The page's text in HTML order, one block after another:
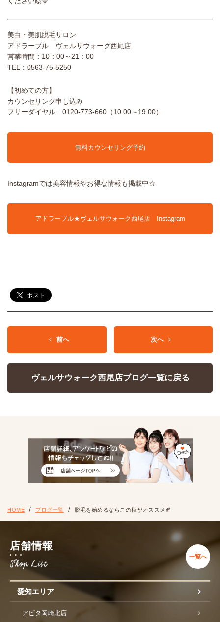
美白・美肌脱毛サロン
アドラーブル ヴェルサウォーク西尾店
営業時間：10：00～21：00
TEL：0563-75-5250
【初めての方】
カウンセリング申し込み
フリーダイヤル ‪0120-773-660（10:00～19:00）
無料カウンセリング予約
Instagramでは美容情報やお得な情報も掲載中☆
アドラーブル★ヴェルサウォーク西尾店 Instagram
前へ 次へ
ヴェルサウォーク西尾店ブログ一覧に戻る
HOME ブログ一覧 脱毛を始めるならこの秋がオススメ🍂
店舗情報
一覧へ
愛知エリア
アピタ岡崎北店